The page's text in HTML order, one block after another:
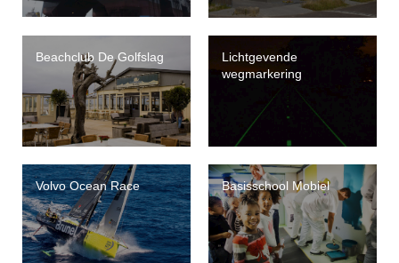
Beachclub De Golfslag
Lichtgevende
wegmarkering
Volvo Ocean Race Basisschool Mobiel